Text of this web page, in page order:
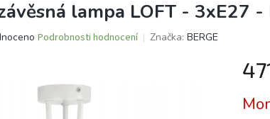
lampa LOFT - 3xE27 -
Podrobnosti hodnocení Značka: BERGE
cena: